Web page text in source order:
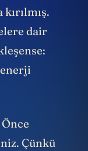
dair
Çünkü